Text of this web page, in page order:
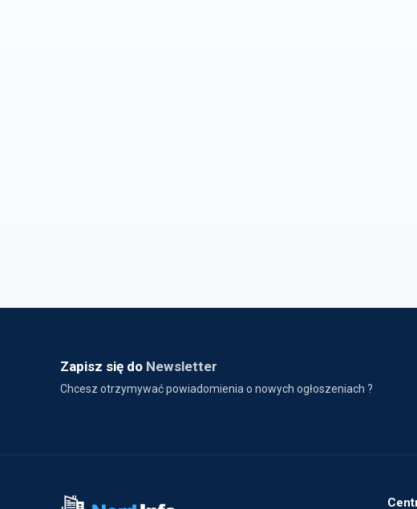
Zapisz się do Newsletter
Chcesz otrzymywać powiadomienia o nowych ogłoszeniach ?